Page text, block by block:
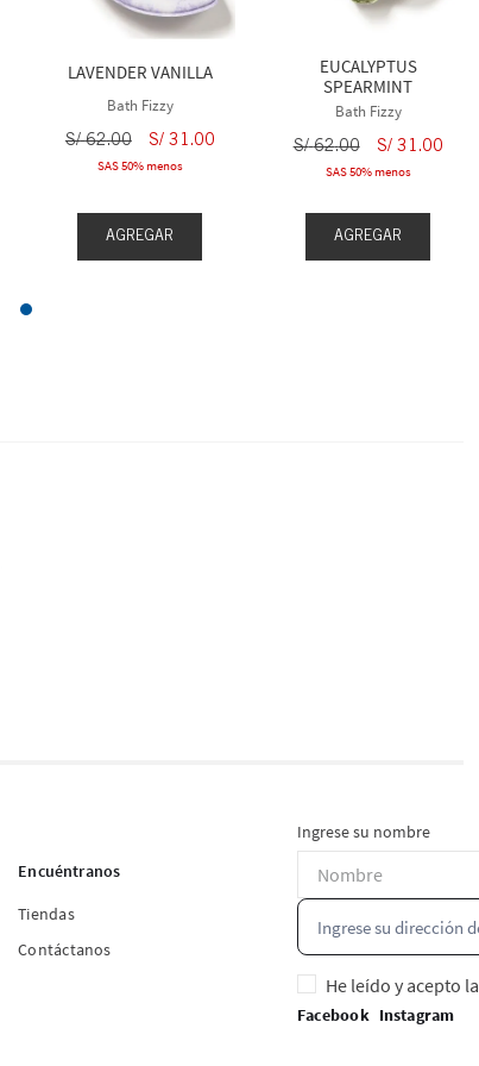
LAVENDER VANILLA
Bath Fizzy
S/ 62.00 S/ 31 .00
SAS 50% menos
AGREGAR
EUCALYPTUS
SPEARMINT
Bath Fizzy
S/ 62.00 S/ 31.00
SAS 50% menos
AGREGAR
Encuéntranos
Tiendas
Contáctanos
Ingrese su nombre
He leído y acepto la